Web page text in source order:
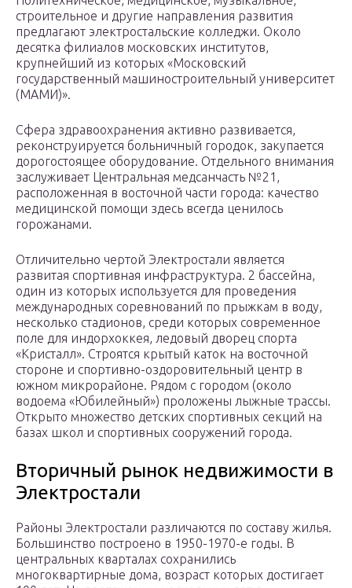
строительное и другие направления развития
предлагают электростальские колледжи. Около
десятка филиалов московских институтов,
крупнейший из которых «Московский
государственный машиностроительный университет
(МАМИ)».
Сфера здравоохранения активно развивается,
реконструируется больничный городок, закупается
дорогостоящее оборудование. Отдельного внимания
заслуживает Центральная медсанчасть №21,
расположенная в восточной части города: качество
медицинской помощи здесь всегда ценилось
горожанами.
Отличительно чертой Электростали является
развитая спортивная инфраструктура. 2 бассейна,
один из которых используется для проведения
международных соревнований по прыжкам в воду,
несколько стадионов, среди которых современное
поле для индорхоккея, ледовый дворец спорта
«Кристалл». Строятся крытый каток на восточной
стороне и спортивно-оздоровительный центр в
южном микрорайоне. Рядом с городом (около
водоема «Юбилейный») проложены лыжные трассы.
Открыто множество детских спортивных секций на
базах школ и спортивных сооружений города.
Вторичный рынок недвижимости в
Электростали
Районы Электростали различаются по составу жилья.
Большинство построено в 1950-1970-е годы. В
центральных кварталах сохранились
многоквартирные дома, возраст которых достигает